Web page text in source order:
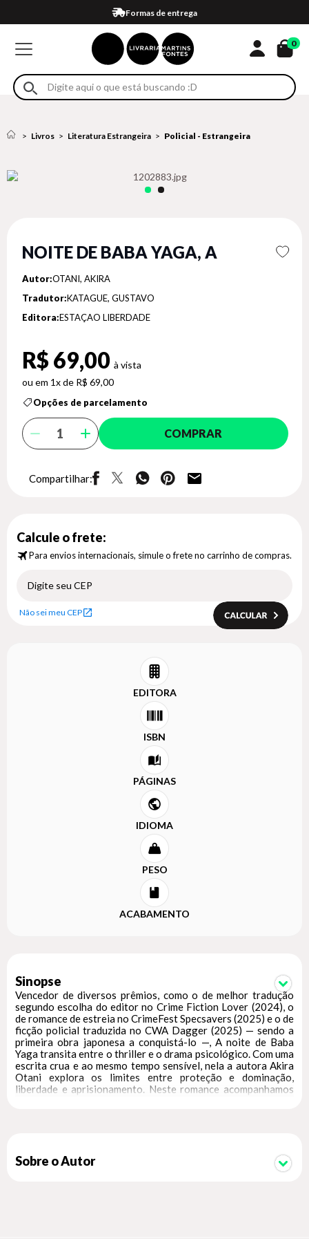
Formas de entrega
Compra 100% segura
Em até 4x sem juros no cartão*
Retire na loja
Eventos
0
Livros Literatura Estrangeira Policial - Estrangeira
NOITE DE BABA YAGA, A
Autor:OTANI, AKIRA
Tradutor:KATAGUE, GUSTAVO
Editora:ESTAÇAO LIBERDADE
R$ 69,00
1x de R$ 69,00
Opções de parcelamento
COMPRAR
Compartilhar:
Calcule o frete:
Para envios internacionais, simule o frete no carrinho de compras.
Não sei meu CEP
EDITORA
ISBN
PÁGINAS
IDIOMA
PESO
ACABAMENTO
Sinopse
Vencedor de diversos prêmios, como o de melhor tradução
segundo escolha do editor no Crime Fiction Lover (2024), o
de romance de estreia no CrimeFest Specsavers (2025) e o de
ficção policial traduzida no CWA Dagger (2025) — sendo a
primeira obra japonesa a conquistá-lo —, A noite de Baba
Yaga transita entre o thriller e o drama psicológico. Com uma
escrita crua e ao mesmo tempo sensível, nela a autora Akira
Otani explora os limites entre proteção e dominação,
liberdade e aprisionamento. Neste romance acompanhamos
aos poucos se transforma em uma relação ambígua marcada
por tensão, fascínio e uma crescente e perigosa intimidade. À
Sobre o Autor